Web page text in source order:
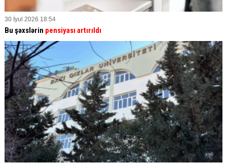
30 İyul 2026 18:54
Bu şəxslərin pensiyası artırıldı